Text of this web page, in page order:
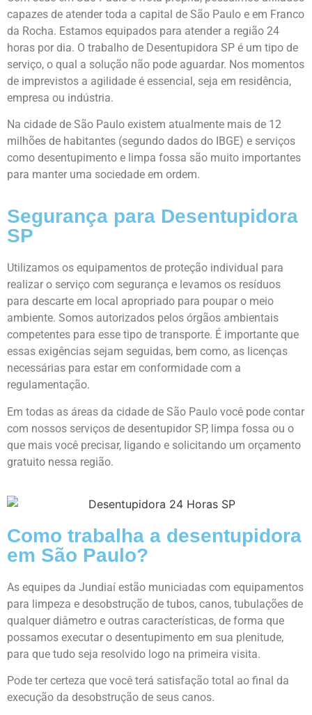
capazes de atender toda a capital de São Paulo e em Franco
da Rocha. Estamos equipados para atender a região 24
horas por dia. O trabalho de Desentupidora SP é um tipo de
serviço, o qual a solução não pode aguardar. Nos momentos
de imprevistos a agilidade é essencial, seja em residência,
empresa ou indústria.
Na cidade de São Paulo existem atualmente mais de 12
milhões de habitantes (segundo dados do IBGE) e serviços
como desentupimento e limpa fossa são muito importantes
para manter uma sociedade em ordem.
Segurança para Desentupidora
SP
Utilizamos os equipamentos de proteção individual para
realizar o serviço com segurança e levamos os resíduos
para descarte em local apropriado para poupar o meio
ambiente. Somos autorizados pelos órgãos ambientais
competentes para esse tipo de transporte. É importante que
essas exigências sejam seguidas, bem como, as licenças
necessárias para estar em conformidade com a
regulamentação.
Em todas as áreas da cidade de São Paulo você pode contar
com nossos serviços de desentupidor SP, limpa fossa ou o
que mais você precisar, ligando e solicitando um orçamento
gratuito nessa região.
Como trabalha a desentupidora
em São Paulo?
As equipes da Jundiaí estão municiadas com equipamentos
para limpeza e desobstrução de tubos, canos, tubulações de
qualquer diâmetro e outras características, de forma que
possamos executar o desentupimento em sua plenitude,
para que tudo seja resolvido logo na primeira visita.
Pode ter certeza que você terá satisfação total ao final da
execução da desobstrução de seus canos.